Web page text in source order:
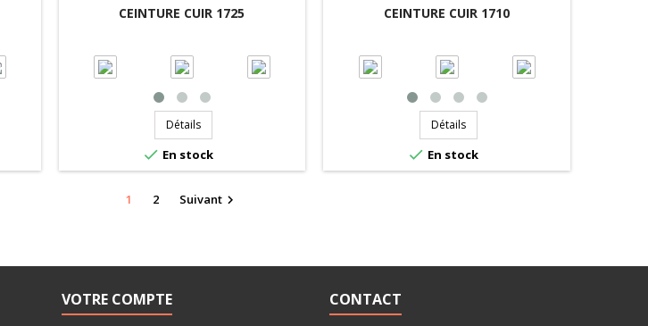
CEINTURE CUIR 1725
Détails
 En stock
CEINTURE CUIR 1710
Détails
 En stock
1 2 Suivant 
VOTRE COMPTE CONTACT